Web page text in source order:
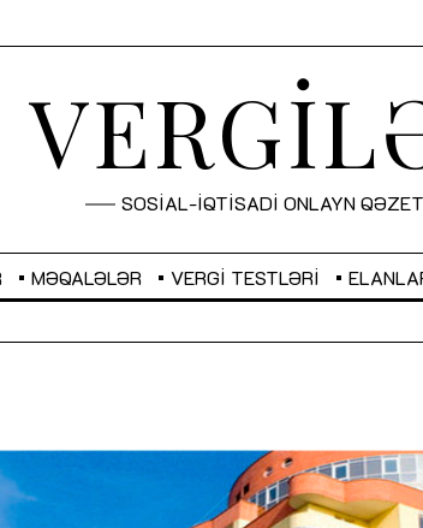
SOSİAL-İQTİSADİ ONLAYN QƏZET
MƏQALƏLƏR VERGI TESTLƏRI
Sahibkarlıq fəaliyyəti üçün inklüziv
imkanlar yaradan vergi təşviqləri
“Düzgün
real iş və
MÜSAHİBƏ